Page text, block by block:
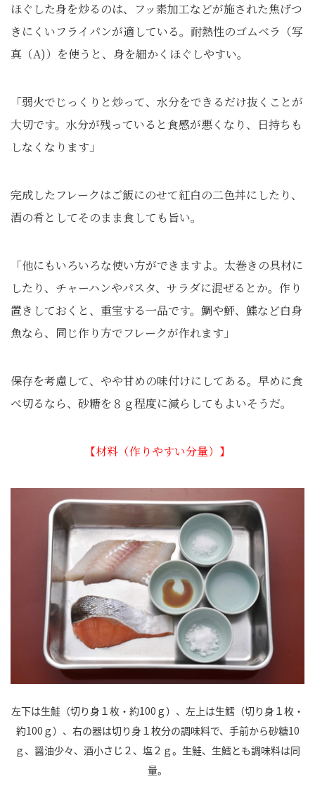
ほぐした身を炒るのは、フッ素加工などが施された焦げつ
きにくいフライパンが適している。耐熱性のゴムベラ（写
真（A)）を使うと、身を細かくほぐしやすい。
「弱火でじっくりと炒って、水分をできるだけ抜くことが
大切です。水分が残っていると食感が悪くなり、日持ちも
しなくなります」
完成したフレークはご飯にのせて紅白の二色丼にしたり、
酒の肴としてそのまま食しても旨い。
「他にもいろいろな使い方ができますよ。太巻きの具材に
したり、チャーハンやパスタ、サラダに混ぜるとか。作り
置きしておくと、重宝する一品です。鯛や鮃、鰈など白身
魚なら、同じ作り方でフレークが作れます」
保存を考慮して、やや甘めの味付けにしてある。早めに食
べ切るなら、砂糖を８ｇ程度に減らしてもよいそうだ。
【材料（作りやすい分量）】
左下は生鮭（切り身１枚・約100ｇ）、左上は生鱈（切り身１枚・
約100ｇ）、右の器は切り身１枚分の調味料で、手前から砂糖10
ｇ、醤油少々、酒小さじ２、塩２ｇ。生鮭、生鱈とも調味料は同
量。